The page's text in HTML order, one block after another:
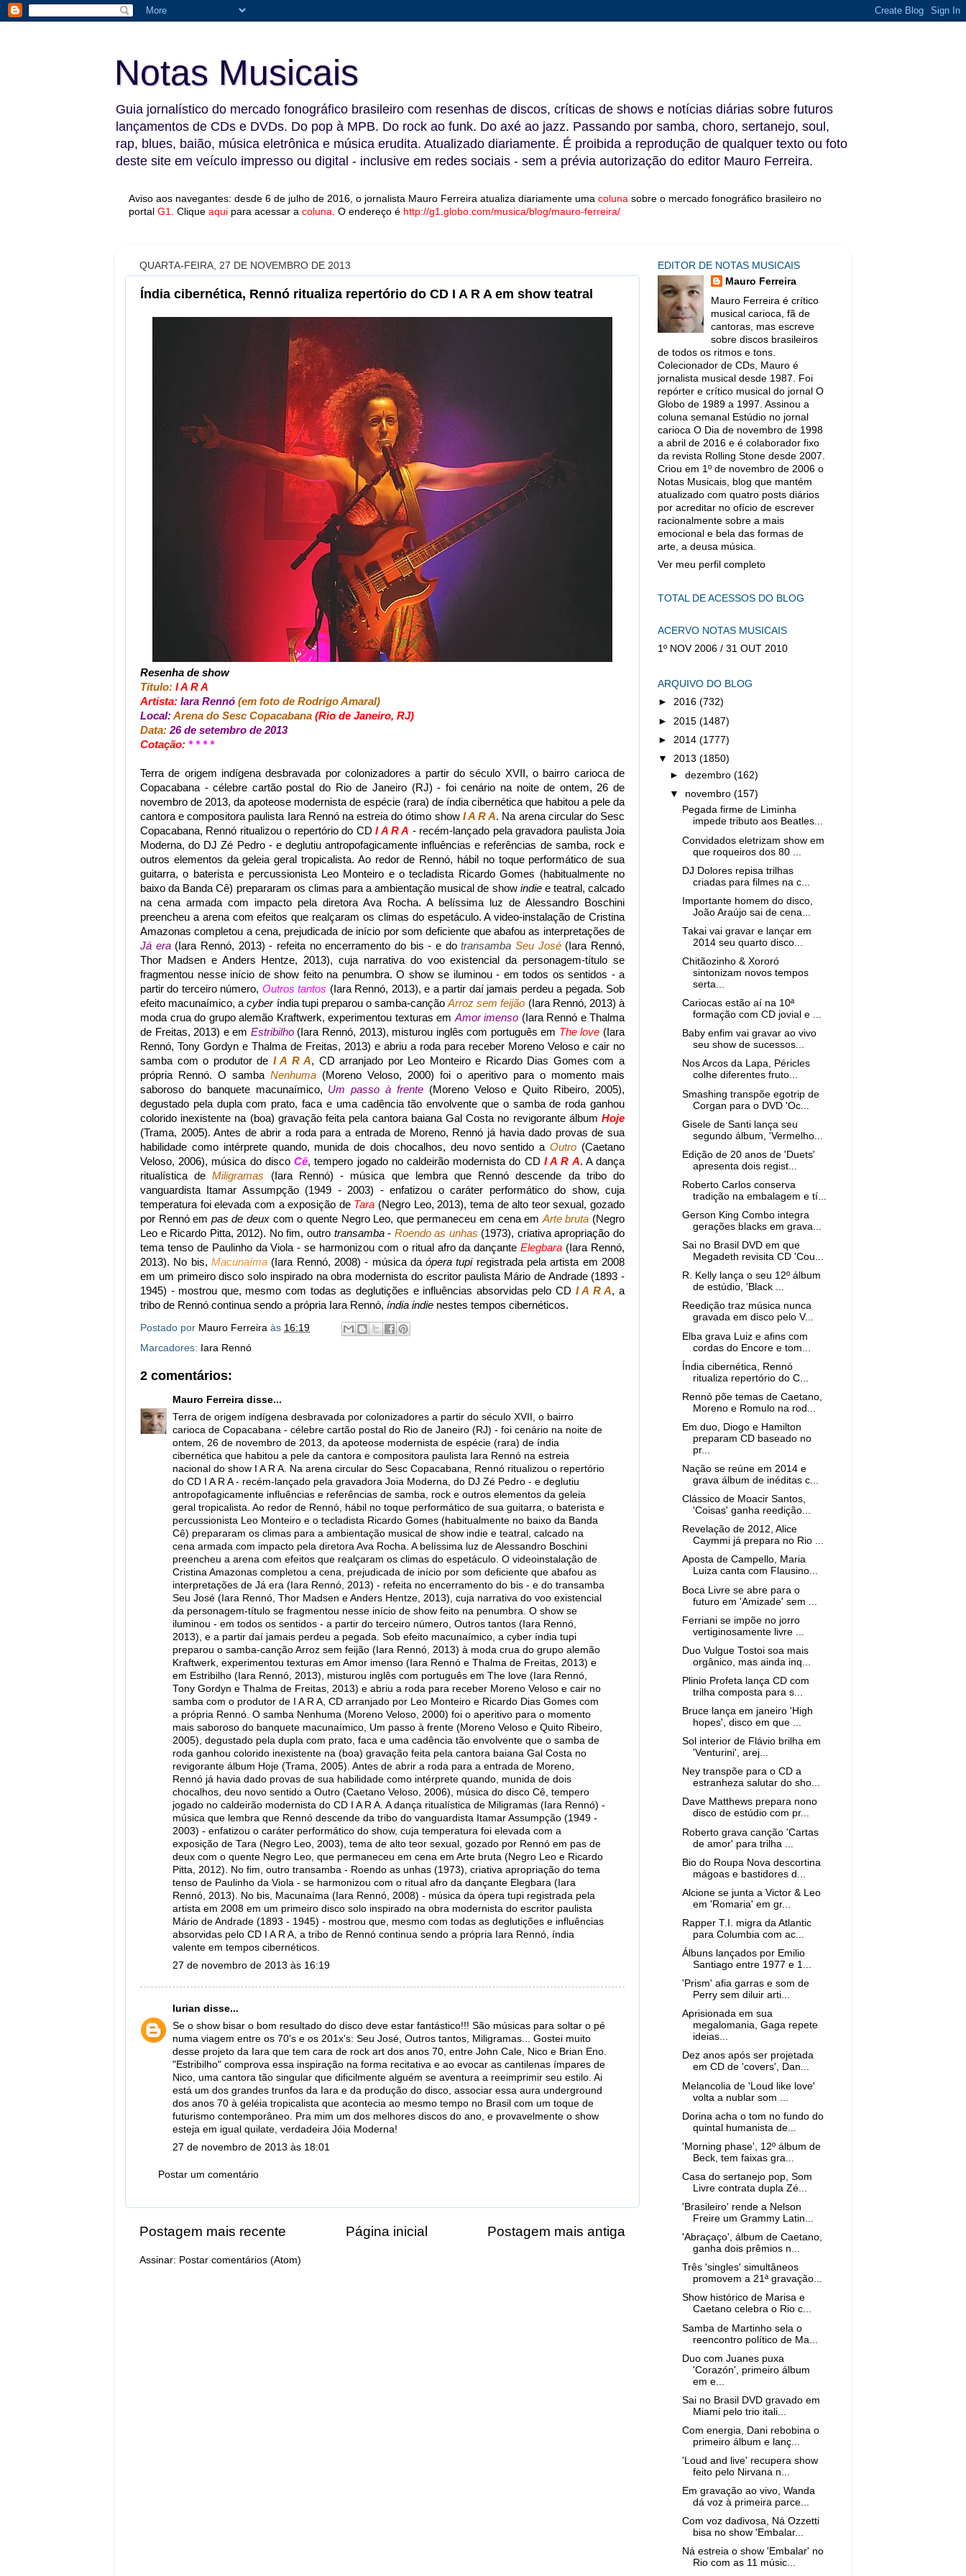
Notas Musicais
Guia jornalístico do mercado fonográfico brasileiro com resenhas de discos, críticas de shows e notícias diárias sobre futuros
lançamentos de CDs e DVDs. Do pop à MPB. Do rock ao funk. Do axé ao jazz. Passando por samba, choro, sertanejo, soul,
rap, blues, baião, música eletrônica e música erudita. Atualizado diariamente. É proibida a reprodução de qualquer texto ou foto
deste site em veículo impresso ou digital - inclusive em redes sociais - sem a prévia autorização do editor Mauro Ferreira.
Aviso aos navegantes: desde 6 de julho de 2016, o jornalista Mauro Ferreira atualiza diariamente uma coluna sobre o mercado fonográfico brasileiro no
portal G1 Clique aqui para acessar a coluna O endereço é http://g1.globo.com/musica/blog/mauro-ferreira/
QUARTA-FEIRA, 27 DE NOVEMBRO DE 2013
Índia cibernética, Rennó ritualiza repertório do CD I A R A em show teatral
Resenha de show
Título: I A R A
Artista: Iara Rennó (em foto de Rodrigo Amaral)
Local:Arena do Sesc Copacabana (Rio de Janeiro, RJ)
Data: 26 de setembro de 2013
Cotação: * * * *
Terra de origem indígena desbravada por colonizadores a partir do século XVII, o bairro carioca de
Copacabana - célebre cartão postal do Rio de Janeiro (RJ) - foi cenário na noite de ontem, 26 de
novembro de 2013, da apoteose modernista de espécie (rara) de índia cibernética que habitou a pele da
cantora e compositora paulista Iara Rennó na estreia do ótimo show I A R A. Na arena circular do Sesc
Copacabana, Rennó ritualizou o repertório do CDI A R A - recém-lançado pela gravadora paulista Joia
Moderna, do DJ Zé Pedro - e deglutiu antropofagicamente influências e referências de samba, rock e
outros elementos da geleia geral tropicalista. Ao redor de Rennó, hábil no toque performático de sua
guitarra, o baterista e percussionista Leo Monteiro e o tecladista Ricardo Gomes (habitualmente no
baixo da Banda Cê) prepararam os climas para a ambientação musical de show indiee teatral, calcado
na cena armada com impacto pela diretora Ava Rocha. A belíssima luz de Alessandro Boschini
preencheu a arena com efeitos que realçaram os climas do espetáculo. A video-instalação de Cristina
Amazonas completou a cena, prejudicada de início por som deficiente que abafou as interpretações de
Já era(Iara Rennó, 2013) - refeita no encerramento do bis - e dotransambaSeu José(Iara Rennó,
Thor Madsen e Anders Hentze, 2013), cuja narrativa do voo existencial da personagem-título se
fragmentou nesse início de show feito na penumbra. O show se iluminou - em todos os sentidos - a
partir do terceiro número, Outros tantos (Iara Rennó, 2013), e a partir daí jamais perdeu a pegada. Sob
efeito macunaímico, acyberíndia tupi preparou o samba-cançãoArroz sem feijão (Iara Rennó, 2013) à
moda crua do grupo alemão Kraftwerk, experimentou texturas em Amor imenso (Iara Rennó e Thalma
de Freitas, 2013) e em Estribilho(Iara Rennó, 2013), misturou inglês com português em The love (Iara
Rennó, Tony Gordyn e Thalma de Freitas, 2013) e abriu a roda para receber Moreno Veloso e cair no
samba com o produtor de I A R A, CD arranjado por Leo Monteiro e Ricardo Dias Gomes com a
própria Rennó. O samba Nenhuma (Moreno Veloso, 2000) foi o aperitivo para o momento mais
saboroso do banquete macunaímico, Um passo à frente (Moreno Veloso e Quito Ribeiro, 2005),
degustado pela dupla com prato, faca e uma cadência tão envolvente que o samba de roda ganhou
colorido inexistente na (boa) gravação feita pela cantora baiana Gal Costa no revigorante álbum Hoje
(Trama, 2005). Antes de abrir a roda para a entrada de Moreno, Rennó já havia dado provas de sua
habilidade como intérprete quando, munida de dois chocalhos, deu novo sentido aOutro (Caetano
Veloso, 2006), música do discoCê, tempero jogado no caldeirão modernista do CD I A R A. A dança
ritualística deMiligramas (Iara Rennó) - música que lembra que Rennó descende da tribo do
vanguardista Itamar Assumpção (1949 - 2003) - enfatizou o caráter performático do show, cuja
temperatura foi elevada com a exposição de Tara (Negro Leo, 2013), tema de alto teor sexual, gozado
por Rennó em pas de deux com o quente Negro Leo, que permaneceu em cena em Arte bruta (Negro
Leo e Ricardo Pitta, 2012). No fim, outrotransamba- Roendo as unhas (1973), criativa apropriação do
tema tenso de Paulinho da Viola - se harmonizou com o ritual afro da dançanteElegbara (Iara Rennó,
2013). No bis, Macunaíma(Iara Rennó, 2008) - música daópera tupiregistrada pela artista em 2008
em um primeiro disco solo inspirado na obra modernista do escritor paulista Mário de Andrade (1893 -
1945) - mostrou que, mesmo com todas as deglutições e influências absorvidas pelo CD I A R A, a
tribo de Rennó continua sendo a própria Iara Rennó, índia indie nestes tempos cibernéticos.
Postado por Mauro Ferreira às 16:19
Marcadores: Iara Rennó
2 comentários:
Mauro Ferreira disse...
Terra de origem indígena desbravada por colonizadores a partir do século XVII, o bairro
carioca de Copacabana - célebre cartão postal do Rio de Janeiro (RJ) - foi cenário na noite de
ontem, 26 de novembro de 2013, da apoteose modernista de espécie (rara) de índia
cibernética que habitou a pele da cantora e compositora paulista Iara Rennó na estreia
nacional do show I A R A. Na arena circular do Sesc Copacabana, Rennó ritualizou o repertório
do CD I A R A - recém-lançado pela gravadora Joia Moderna, do DJ Zé Pedro - e deglutiu
antropofagicamente influências e referências de samba, rock e outros elementos da geleia
geral tropicalista. Ao redor de Rennó, hábil no toque performático de sua guitarra, o baterista e
percussionista Leo Monteiro e o tecladista Ricardo Gomes (habitualmente no baixo da Banda
Cê) prepararam os climas para a ambientação musical de show indie e teatral, calcado na
cena armada com impacto pela diretora Ava Rocha. A belíssima luz de Alessandro Boschini
preencheu a arena com efeitos que realçaram os climas do espetáculo. O videoinstalação de
Cristina Amazonas completou a cena, prejudicada de início por som deficiente que abafou as
interpretações de Já era (Iara Rennó, 2013) - refeita no encerramento do bis - e do transamba
Seu José (Iara Rennó, Thor Madsen e Anders Hentze, 2013), cuja narrativa do voo existencial
da personagem-título se fragmentou nesse início de show feito na penumbra. O show se
iluminou - em todos os sentidos - a partir do terceiro número, Outros tantos (Iara Rennó,
2013), e a partir daí jamais perdeu a pegada. Sob efeito macunaímico, a cyber índia tupi
preparou o samba-canção Arroz sem feijão (Iara Rennó, 2013) à moda crua do grupo alemão
Kraftwerk, experimentou texturas em Amor imenso (Iara Rennó e Thalma de Freitas, 2013) e
em Estribilho (Iara Rennó, 2013), misturou inglês com português em The love (Iara Rennó,
Tony Gordyn e Thalma de Freitas, 2013) e abriu a roda para receber Moreno Veloso e cair no
samba com o produtor de I A R A, CD arranjado por Leo Monteiro e Ricardo Dias Gomes com
a própria Rennó. O samba Nenhuma (Moreno Veloso, 2000) foi o aperitivo para o momento
mais saboroso do banquete macunaímico, Um passo à frente (Moreno Veloso e Quito Ribeiro,
2005), degustado pela dupla com prato, faca e uma cadência tão envolvente que o samba de
roda ganhou colorido inexistente na (boa) gravação feita pela cantora baiana Gal Costa no
revigorante álbum Hoje (Trama, 2005). Antes de abrir a roda para a entrada de Moreno,
Rennó já havia dado provas de sua habilidade como intérprete quando, munida de dois
chocalhos, deu novo sentido a Outro (Caetano Veloso, 2006), música do disco Cê, tempero
jogado no caldeirão modernista do CD I A R A. A dança ritualística de Miligramas (Iara Rennó) -
música que lembra que Rennó descende da tribo do vanguardista Itamar Assumpção (1949 -
2003) - enfatizou o caráter performático do show, cuja temperatura foi elevada com a
exposição de Tara (Negro Leo, 2003), tema de alto teor sexual, gozado por Rennó em pas de
deux com o quente Negro Leo, que permaneceu em cena em Arte bruta (Negro Leo e Ricardo
Pitta, 2012). No fim, outro transamba - Roendo as unhas (1973), criativa apropriação do tema
tenso de Paulinho da Viola - se harmonizou com o ritual afro da dançante Elegbara (Iara
Rennó, 2013). No bis, Macunaíma (Iara Rennó, 2008) - música da ópera tupi registrada pela
artista em 2008 em um primeiro disco solo inspirado na obra modernista do escritor paulista
Mário de Andrade (1893 - 1945) - mostrou que, mesmo com todas as deglutições e influências
absorvidas pelo CD I A R A, a tribo de Rennó continua sendo a própria Iara Rennó, índia
valente em tempos cibernéticos.
27 de novembro de 2013 às 16:19
lurian disse...
Se o show bisar o bom resultado do disco deve estar fantástico!!! São músicas para soltar o pé
numa viagem entre os 70's e os 201x's: Seu José, Outros tantos, Miligramas... Gostei muito
desse projeto da Iara que tem cara de rock art dos anos 70, entre John Cale, Nico e Brian Eno.
"Estribilho" comprova essa inspiração na forma recitativa e ao evocar as cantilenas ímpares de
Nico, uma cantora tão singular que dificilmente alguém se aventura a reeimprimir seu estilo. Ai
está um dos grandes trunfos da Iara e da produção do disco, associar essa aura underground
dos anos 70 à geléia tropicalista que acontecia ao mesmo tempo no Brasil com um toque de
futurismo contemporâneo. Pra mim um dos melhores discos do ano, e provavelmente o show
esteja em igual quilate, verdadeira Jóia Moderna!
27 de novembro de 2013 às 18:01
Postar um comentário
Postagem mais recente Postagem mais antiga
Página inicial
Assinar: Postar comentários (Atom)
EDITOR DE NOTAS MUSICAIS
Mauro Ferreira
Mauro Ferreira é crítico
musical carioca, fã de
cantoras, mas escreve
sobre discos brasileiros
de todos os ritmos e tons.
Colecionador de CDs, Mauro é
jornalista musical desde 1987. Foi
repórter e crítico musical do jornal O
Globo de 1989 a 1997. Assinou a
coluna semanal Estúdio no jornal
carioca O Dia de novembro de 1998
a abril de 2016 e é colaborador fixo
da revista Rolling Stone desde 2007.
Criou em 1º de novembro de 2006 o
Notas Musicais, blog que mantém
atualizado com quatro posts diários
por acreditar no ofício de escrever
racionalmente sobre a mais
emocional e bela das formas de
arte, a deusa música.
Ver meu perfil completo
TOTAL DE ACESSOS DO BLOG
ACERVO NOTAS MUSICAIS
1º NOV 2006 / 31 OUT 2010
ARQUIVO DO BLOG
► 2016 (732)
► 2015 (1487)
► 2014 (1777)
▼ 2013 (1850)
►dezembro(162)
▼ novembro(157)
Pegada firme de Liminha
impede tributo aos Beatles...
Convidados eletrizam show em
que roqueiros dos 80 ...
DJ Dolores repisa trilhas
criadas para filmes na c...
Importante homem do disco,
João Araújo sai de cena...
Takai vai gravar e lançar em
2014 seu quarto disco...
Chitãozinho & Xororó
sintonizam novos tempos
serta...
Cariocas estão aí na 10ª
formação com CD jovial e ...
Baby enfim vai gravar ao vivo
seu show de sucessos...
Nos Arcos da Lapa, Péricles
colhe diferentes fruto...
Smashing transpõe egotrip de
Corgan para o DVD 'Oc...
Gisele de Santi lança seu
segundo álbum, 'Vermelho...
Edição de 20 anos de 'Duets'
apresenta dois regist...
Roberto Carlos conserva
tradição na embalagem e tí...
Gerson King Combo integra
gerações blacks em grava...
Sai no Brasil DVD em que
Megadeth revisita CD 'Cou...
R. Kelly lança o seu 12º álbum
de estúdio, 'Black ...
Reedição traz música nunca
gravada em disco pelo V...
Elba grava Luiz e afins com
cordas do Encore e tom...
Índia cibernética, Rennó
ritualiza repertório do C...
Rennó põe temas de Caetano,
Moreno e Romulo na rod...
Em duo, Diogo e Hamilton
preparam CD baseado no
pr...
Nação se reúne em 2014 e
grava álbum de inéditas c...
Clássico de Moacir Santos,
'Coisas' ganha reedição...
Revelação de 2012, Alice
Caymmi já prepara no Rio ...
Aposta de Campello, Maria
Luiza canta com Flausino...
Boca Livre se abre para o
futuro em 'Amizade' sem ...
Ferriani se impõe no jorro
vertiginosamente livre ...
Duo Vulgue Tostoi soa mais
orgânico, mas ainda inq...
Plinio Profeta lança CD com
trilha composta para s...
Bruce lança em janeiro 'High
hopes', disco em que ...
Sol interior de Flávio brilha em
'Venturini', arej...
Ney transpõe para o CD a
estranheza salutar do sho...
Dave Matthews prepara nono
disco de estúdio com pr...
Roberto grava canção 'Cartas
de amor' para trilha ...
Bio do Roupa Nova descortina
mágoas e bastidores d...
Alcione se junta a Victor & Leo
em 'Romaria' em gr...
Rapper T.I. migra da Atlantic
para Columbia com ac...
Álbuns lançados por Emilio
Santiago entre 1977 e 1...
'Prism' afia garras e som de
Perry sem diluir arti...
Aprisionada em sua
megalomania, Gaga repete
ideias...
Dez anos após ser projetada
em CD de 'covers', Dan...
Melancolia de 'Loud like love'
volta a nublar som ...
Dorina acha o tom no fundo do
quintal humanista de...
'Morning phase', 12º álbum de
Beck, tem faixas gra...
Casa do sertanejo pop, Som
Livre contrata dupla Zé...
'Brasileiro' rende a Nelson
Freire um Grammy Latin...
'Abraçaço', álbum de Caetano,
ganha dois prêmios n...
Três 'singles' simultâneos
promovem a 21ª gravação...
Show histórico de Marisa e
Caetano celebra o Rio c...
Samba de Martinho sela o
reencontro político de Ma...
Duo com Juanes puxa
'Corazón', primeiro álbum
em e...
Sai no Brasil DVD gravado em
Miami pelo trio itali...
Com energia, Dani rebobina o
primeiro álbum e lanç...
'Loud and live' recupera show
feito pelo Nirvana n...
Em gravação ao vivo, Wanda
dá voz à primeira parce...
Com voz dadivosa, Ná Ozzetti
bisa no show 'Embalar...
Ná estreia o show 'Embalar' no
Rio com as 11 músic...